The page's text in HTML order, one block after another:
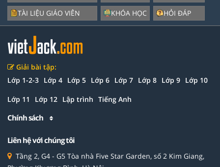
TÀI LIỆU GIÁO VIÊN
KHÓA HỌC
HỎI ĐÁP
Giải bài tập:
Lớp 1-2-3 Lớp 4 Lớp 5 Lớp 6 Lớp 7 Lớp 8 Lớp 9 Lớp 10
Lớp 11 Lớp 12 Lập trình Tiếng Anh
Chính sách
Liên hệ với chúng tôi
Tầng 2, G4 - G5 Tòa nhà Five Star Garden, số 2 Kim Giang,